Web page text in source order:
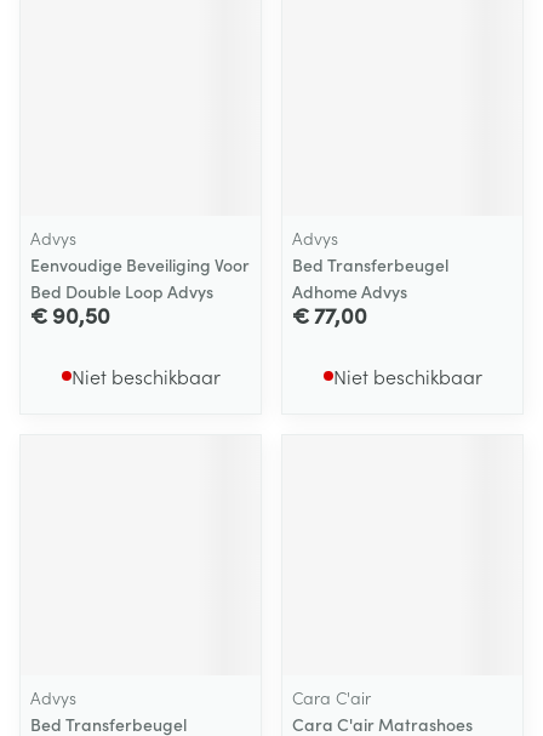
Advys
Eenvoudige Beveiliging Voor
Bed Double Loop Advys
€ 90,50
Niet beschikbaar
Advys
Bed Transferbeugel
Adhome Advys
€ 77,00
Niet beschikbaar
Advys
Bed Transferbeugel
Cara C'air
Cara C'air Matrashoes